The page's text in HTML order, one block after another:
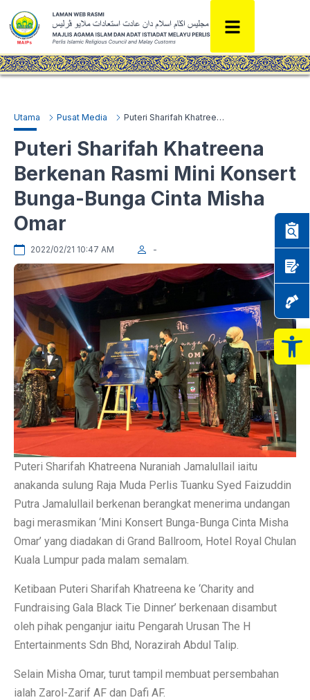
Utama Pusat Media Puteri Sharifah Khatreena Berkenan Rasmi Mini Konsert Bunga-Bunga Cinta Misha Omar
Puteri Sharifah Khatreena
Berkenan Rasmi Mini Konsert
Bunga-Bunga Cinta Misha
Omar
2022/02/21 10:47 AM -
Puteri Sharifah Khatreena Nuraniah Jamalullail iaitu
anakanda sulung Raja Muda Perlis Tuanku Syed Faizuddin
Putra Jamalullail berkenan berangkat menerima undangan
bagi merasmikan ‘Mini Konsert Bunga-Bunga Cinta Misha
Omar’ yang diadakan di Grand Ballroom, Hotel Royal Chulan
Kuala Lumpur pada malam semalam.
Ketibaan Puteri Sharifah Khatreena ke ‘Charity and
Fundraising Gala Black Tie Dinner’ berkenaan disambut
oleh pihak penganjur iaitu Pengarah Urusan The H
Entertainments Sdn Bhd, Norazirah Abdul Talip.
Selain Misha Omar, turut tampil membuat persembahan
ialah Zarol-Zarif AF dan Dafi AF.